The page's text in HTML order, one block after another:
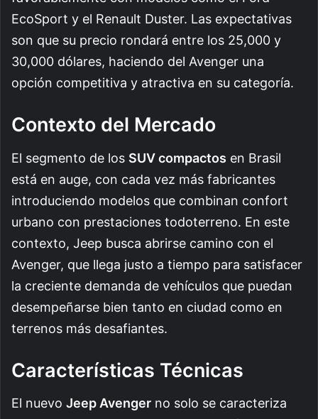
EcoSport y el Renault Duster. Las expectativas
son que su precio rondará entre los 25,000 y
30,000 dólares, haciendo del Avenger una
opción competitiva y atractiva en su categoría.
Contexto del Mercado
El segmento de los SUV compactos en Brasil
está en auge, con cada vez más fabricantes
introduciendo modelos que combinan confort
urbano con prestaciones todoterreno. En este
contexto, Jeep busca abrirse camino con el
Avenger, que llega justo a tiempo para satisfacer
la creciente demanda de vehículos que puedan
desempeñarse bien tanto en ciudad como en
terrenos más desafiantes.
Características Técnicas
El nuevo Jeep Avenger no solo se caracteriza